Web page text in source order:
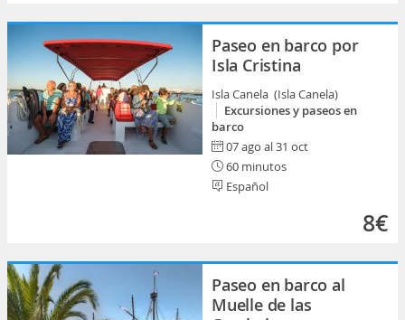
Paseo en barco por
Isla Cristina
Isla Canela (Isla Canela)
Excursiones y paseos en
barco
07 ago al 31 oct
60 minutos
Español
8€
Paseo en barco al
Muelle de las